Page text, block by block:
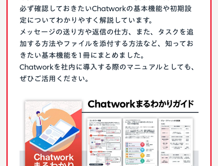
必ず確認しておきたいChatworkの基本機能や初期設
定についてわかりやすく解説しています。
メッセージの送り方や返信の仕方、また、タスクを追
加する方法やファイルを添付する方法など、知ってお
きたい基本機能を1冊にまとめました。
Chatworkを社内に導入する際のマニュアルとしても、
ぜひご活用ください。